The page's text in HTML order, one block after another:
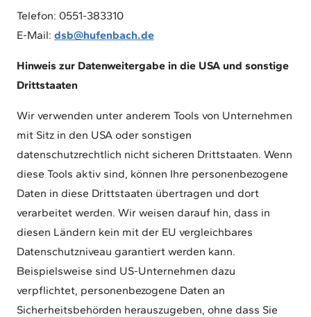
Telefon: 0551-383310
E-Mail: dsb@hufenbach.de
Hinweis zur Datenweitergabe in die USA und sonstige
Drittstaaten
Wir verwenden unter anderem Tools von Unternehmen
mit Sitz in den USA oder sonstigen
datenschutzrechtlich nicht sicheren Drittstaaten. Wenn
diese Tools aktiv sind, können Ihre personenbezogene
Daten in diese Drittstaaten übertragen und dort
verarbeitet werden. Wir weisen darauf hin, dass in
diesen Ländern kein mit der EU vergleichbares
Datenschutzniveau garantiert werden kann.
Beispielsweise sind US-Unternehmen dazu
verpflichtet, personenbezogene Daten an
Sicherheitsbehörden herauszugeben, ohne dass Sie